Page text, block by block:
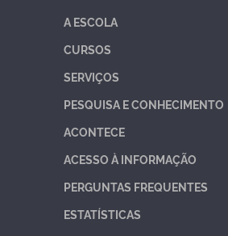
A ESCOLA
CURSOS
SERVIÇOS
PESQUISA E CONHECIMENTO
ACONTECE
ACESSO À INFORMAÇÃO
PERGUNTAS FREQUENTES
ESTATÍSTICAS